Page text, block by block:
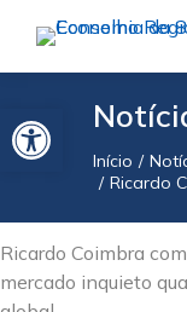
Barra de Ferramentas Aberta
Você está
Início
Ricardo
Ricardo Coimbra
mercado inquieto